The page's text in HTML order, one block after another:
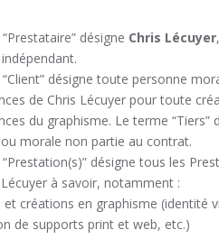
désigne Chris Lécuyer
désigne toute personne
de Chris Lécuyer pour toute
du graphisme. Le terme “Tiers”
morale non partie au contrat.
désigne tous les
à savoir, notamment :
et créations en graphisme (identité
de supports print et web, etc.)